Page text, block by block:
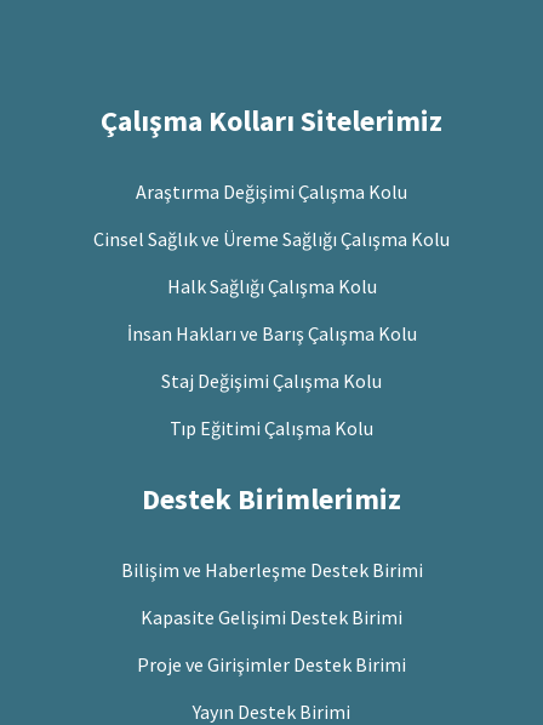
Çalışma Kolları Sitelerimiz
Araştırma Değişimi Çalışma Kolu
Cinsel Sağlık ve Üreme Sağlığı Çalışma Kolu
Halk Sağlığı Çalışma Kolu
İnsan Hakları ve Barış Çalışma Kolu
Staj Değişimi Çalışma Kolu
Tıp Eğitimi Çalışma Kolu
Destek Birimlerimiz
Bilişim ve Haberleşme Destek Birimi
Kapasite Gelişimi Destek Birimi
Proje ve Girişimler Destek Birimi
Yayın Destek Birimi